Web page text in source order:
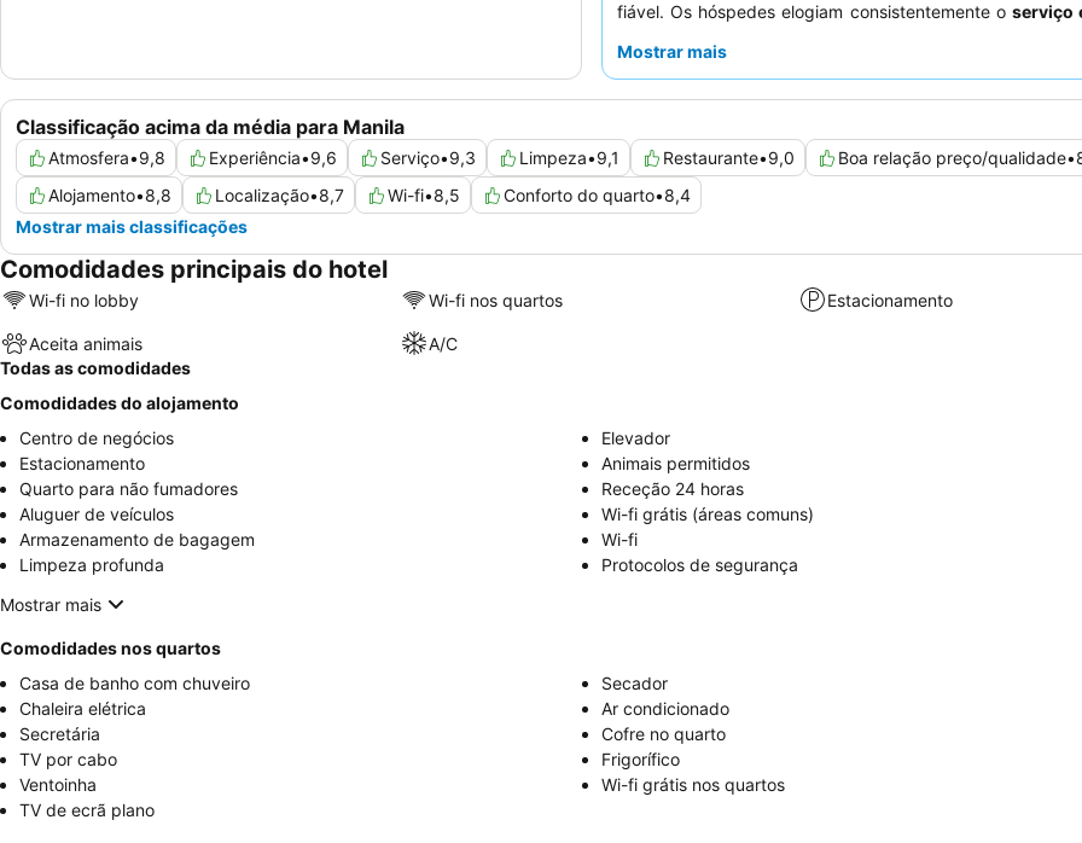
fiável. Os hóspedes elogiam consistentemente o serviço
ajudar. Para uma estadia mais tranquila, os
Mostrar mais
Classificação acima da média para Manila
Atmosfera•9,8 Experiência•9,6 Serviço•9,3 Limpeza•9,1 Restaurante•9,0 Boa relação preço/qualidade•
Alojamento•8,8 Localização•8,7 Wi-fi•8,5 Conforto do quarto•8,4
Mostrar mais classificações
Comodidades principais do hotel
Wi-fi no lobby Wi-fi nos quartos Estacionamento
Aceita animais
A/C
Todas as comodidades
Comodidades do alojamento
Centro de negócios
Elevador
Estacionamento
Animais permitidos
Quarto para não fumadores
Receção 24 horas
Aluguer de veículos
Wi-fi grátis (áreas comuns)
Armazenamento de bagagem
Wi-fi
Limpeza profunda
Protocolos de segurança
Mostrar mais
Comodidades nos quartos
Casa de banho com chuveiro
Secador
Chaleira elétrica
Ar condicionado
Secretária
Cofre no quarto
TV por cabo
Frigorífico
Ventoinha
Wi-fi grátis nos quartos
TV de ecrã plano